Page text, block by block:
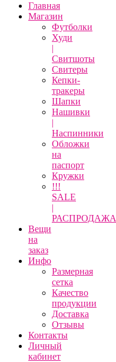
Главная
Магазин
Футболки
Худи
|
Свитшоты
Свитеры
Кепки-
тракеры
Шапки
Нашивки
|
Наспинники
Обложки
на
паспорт
Кружки
!!!
SALE
|
РАСПРОДАЖА
Вещи
на
заказ
Инфо
Размерная
сетка
Качество
продукции
Доставка
Отзывы
Контакты
Личный
кабинет